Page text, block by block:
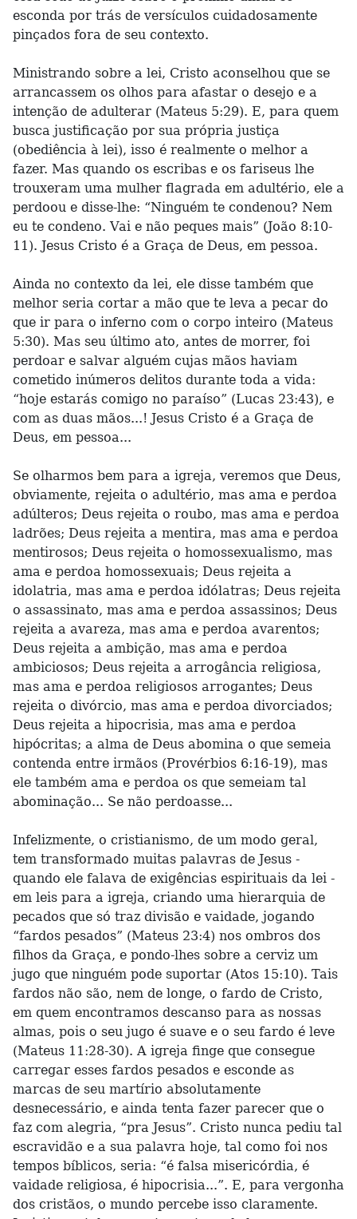
esconda por trás de versículos cuidadosamente
pinçados fora de seu contexto.
Ministrando sobre a lei, Cristo aconselhou que se
arrancassem os olhos para afastar o desejo e a
intenção de adulterar (Mateus 5:29). E, para quem
busca justificação por sua própria justiça
(obediência à lei), isso é realmente o melhor a
fazer. Mas quando os escribas e os fariseus lhe
trouxeram uma mulher flagrada em adultério, ele a
perdoou e disse-lhe: “Ninguém te condenou? Nem
eu te condeno. Vai e não peques mais” (João 8:10-
11). Jesus Cristo é a Graça de Deus, em pessoa.
Ainda no contexto da lei, ele disse também que
melhor seria cortar a mão que te leva a pecar do
que ir para o inferno com o corpo inteiro (Mateus
5:30). Mas seu último ato, antes de morrer, foi
perdoar e salvar alguém cujas mãos haviam
cometido inúmeros delitos durante toda a vida:
“hoje estarás comigo no paraíso” (Lucas 23:43), e
com as duas mãos...! Jesus Cristo é a Graça de
Deus, em pessoa...
Se olharmos bem para a igreja, veremos que Deus,
obviamente, rejeita o adultério, mas ama e perdoa
adúlteros; Deus rejeita o roubo, mas ama e perdoa
ladrões; Deus rejeita a mentira, mas ama e perdoa
mentirosos; Deus rejeita o homossexualismo, mas
ama e perdoa homossexuais; Deus rejeita a
idolatria, mas ama e perdoa idólatras; Deus rejeita
o assassinato, mas ama e perdoa assassinos; Deus
rejeita a avareza, mas ama e perdoa avarentos;
Deus rejeita a ambição, mas ama e perdoa
ambiciosos; Deus rejeita a arrogância religiosa,
mas ama e perdoa religiosos arrogantes; Deus
rejeita o divórcio, mas ama e perdoa divorciados;
Deus rejeita a hipocrisia, mas ama e perdoa
hipócritas; a alma de Deus abomina o que semeia
contenda entre irmãos (Provérbios 6:16-19), mas
ele também ama e perdoa os que semeiam tal
abominação... Se não perdoasse...
Infelizmente, o cristianismo, de um modo geral,
tem transformado muitas palavras de Jesus -
quando ele falava de exigências espirituais da lei -
em leis para a igreja, criando uma hierarquia de
pecados que só traz divisão e vaidade, jogando
“fardos pesados” (Mateus 23:4) nos ombros dos
filhos da Graça, e pondo-lhes sobre a cerviz um
jugo que ninguém pode suportar (Atos 15:10). Tais
fardos não são, nem de longe, o fardo de Cristo,
em quem encontramos descanso para as nossas
almas, pois o seu jugo é suave e o seu fardo é leve
(Mateus 11:28-30). A igreja finge que consegue
carregar esses fardos pesados e esconde as
marcas de seu martírio absolutamente
desnecessário, e ainda tenta fazer parecer que o
faz com alegria, “pra Jesus”. Cristo nunca pediu tal
escravidão e a sua palavra hoje, tal como foi nos
tempos bíblicos, seria: “é falsa misericórdia, é
vaidade religiosa, é hipocrisia...”. E, para vergonha
dos cristãos, o mundo percebe isso claramente.